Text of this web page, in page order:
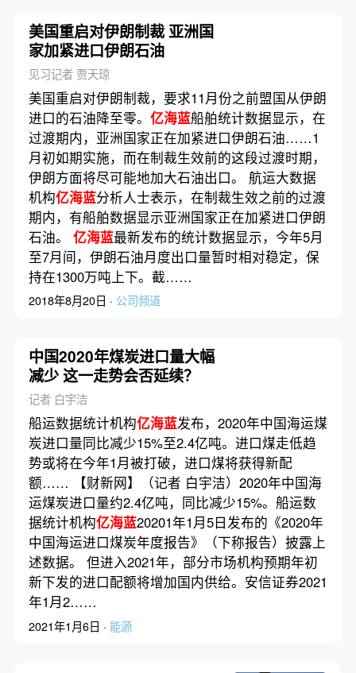
美国重启对伊朗制裁 亚洲国
家加紧进口伊朗石油
见习记者 贾天琼
美国重启对伊朗制裁，要求11月份之前盟国从伊朗
进口的石油降至零。 亿海蓝船舶统计数据显示，在
过渡期内，亚洲国家正在加紧进口伊朗石油……1
月初如期实施，而在制裁生效前的这段过渡时期，
伊朗方面将尽可能地加大石油出口。 航运大数据
机构亿海蓝分析人士表示，在制裁生效之前的过渡
期内，有船舶数据显示亚洲国家正在加紧进口伊朗
石油。 亿海蓝最新发布的统计数据显示，今年5月
至7月间，伊朗石油月度出口量暂时相对稳定，保
持在1300万吨上下。截……
2018年8月20日 · 公司频道
中国2020年煤炭进口量大幅
减少 这一走势会否延续？
记者 白宇洁
船运数据统计机构亿海蓝发布，2020年中国海运煤
炭进口量同比减少15%至2.4亿吨。进口煤走低趋
势或将在今年1月被打破，进口煤将获得新配
额…… 【财新网】（记者 白宇洁）2020年中国海
运煤炭进口量约2.4亿吨，同比减少15%。船运数
据统计机构亿海蓝20201年1月5日发布的《2020年
中国海运进口煤炭年度报告》（下称报告）披露上
述数据。 但进入2021年，部分市场机构预期年初
新下发的进口配额将增加国内供给。安信证券2021
年1月2……
2021年1月6日 · 能源